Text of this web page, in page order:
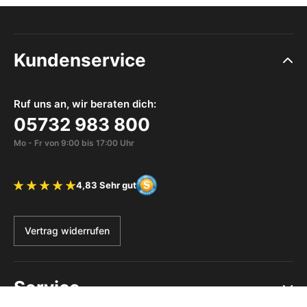
Kundenservice
Ruf uns an, wir beraten dich:
05732 983 800
Mo - Fr von 9:00 bis 17:00 Uhr
Bewertung 4.83 von 5 Sternen
4,83 Sehr gut
Vertrag widerrufen
Service